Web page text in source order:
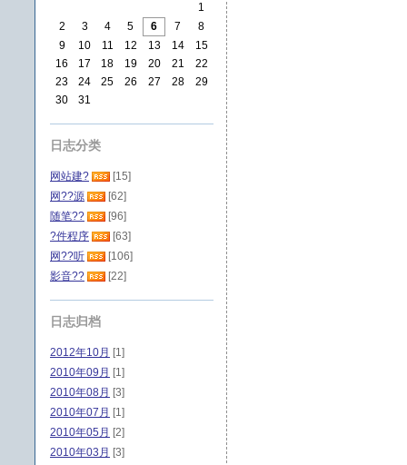
1
2
3 4 5 6 7
8
9
10 11 12 13 14
15
16
17 18 19 20 21
22
23
24 25 26 27 28
29
30
31
日志分类
网站建?
[15]
网??源
[62]
随笔??
[96]
?件程序
[63]
网??听
[106]
影音??
[22]
日志归档
2012年10月 [1]
2010年09月 [1]
2010年08月 [3]
2010年07月 [1]
2010年05月 [2]
2010年03月 [3]